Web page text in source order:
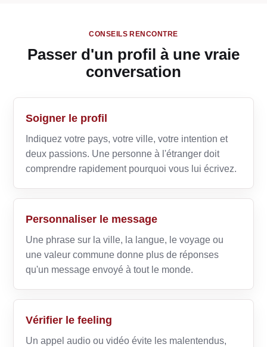
CONSEILS RENCONTRE
Passer d'un profil à une vraie
conversation
Soigner le profil
Indiquez votre pays, votre ville, votre intention et
deux passions. Une personne à l'étranger doit
comprendre rapidement pourquoi vous lui écrivez.
Personnaliser le message
Une phrase sur la ville, la langue, le voyage ou
une valeur commune donne plus de réponses
qu'un message envoyé à tout le monde.
Vérifier le feeling
Un appel audio ou vidéo évite les malentendus,